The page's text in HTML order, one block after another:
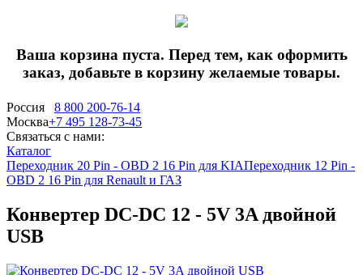
Ваша корзина пуста. Перед тем, как оформить
заказ, добавьте в корзину желаемые товары.
Россия
8 800 200-76-14
Москва+7 495 128-73-45
Связаться с нами:
Каталог
Переходник 20 Pin - OBD 2 16 Pin для KIAПереходник 12 Pin -
OBD 2 16 Pin для Renault и ГАЗ
Конвертер DC-DC 12 - 5V 3A двойной
USB